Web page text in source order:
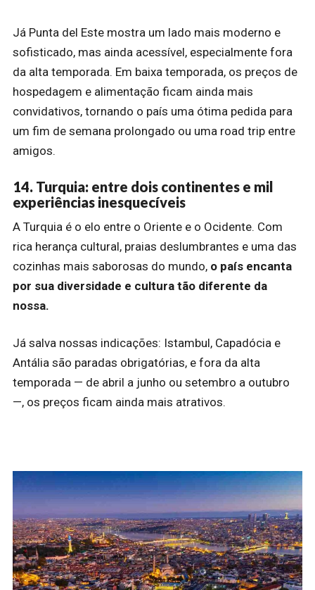
Já Punta del Este mostra um lado mais moderno e
sofisticado, mas ainda acessível, especialmente fora
da alta temporada. Em baixa temporada, os preços de
hospedagem e alimentação ficam ainda mais
convidativos, tornando o país uma ótima pedida para
um fim de semana prolongado ou uma road trip entre
amigos.
14. Turquia: entre dois continentes e mil
experiências inesquecíveis
A Turquia é o elo entre o Oriente e o Ocidente. Com
rica herança cultural, praias deslumbrantes e uma das
cozinhas mais saborosas do mundo, o país encanta
por sua diversidade e cultura tão diferente da
nossa.
Já salva nossas indicações: Istambul, Capadócia e
Antália são paradas obrigatórias, e fora da alta
temporada — de abril a junho ou setembro a outubro
—, os preços ficam ainda mais atrativos.